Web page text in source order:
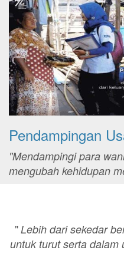
Pendampingan
"Mendampingi para
mengubah kehidupan
"Lebih dari sekedar
untuk turut serta dalam